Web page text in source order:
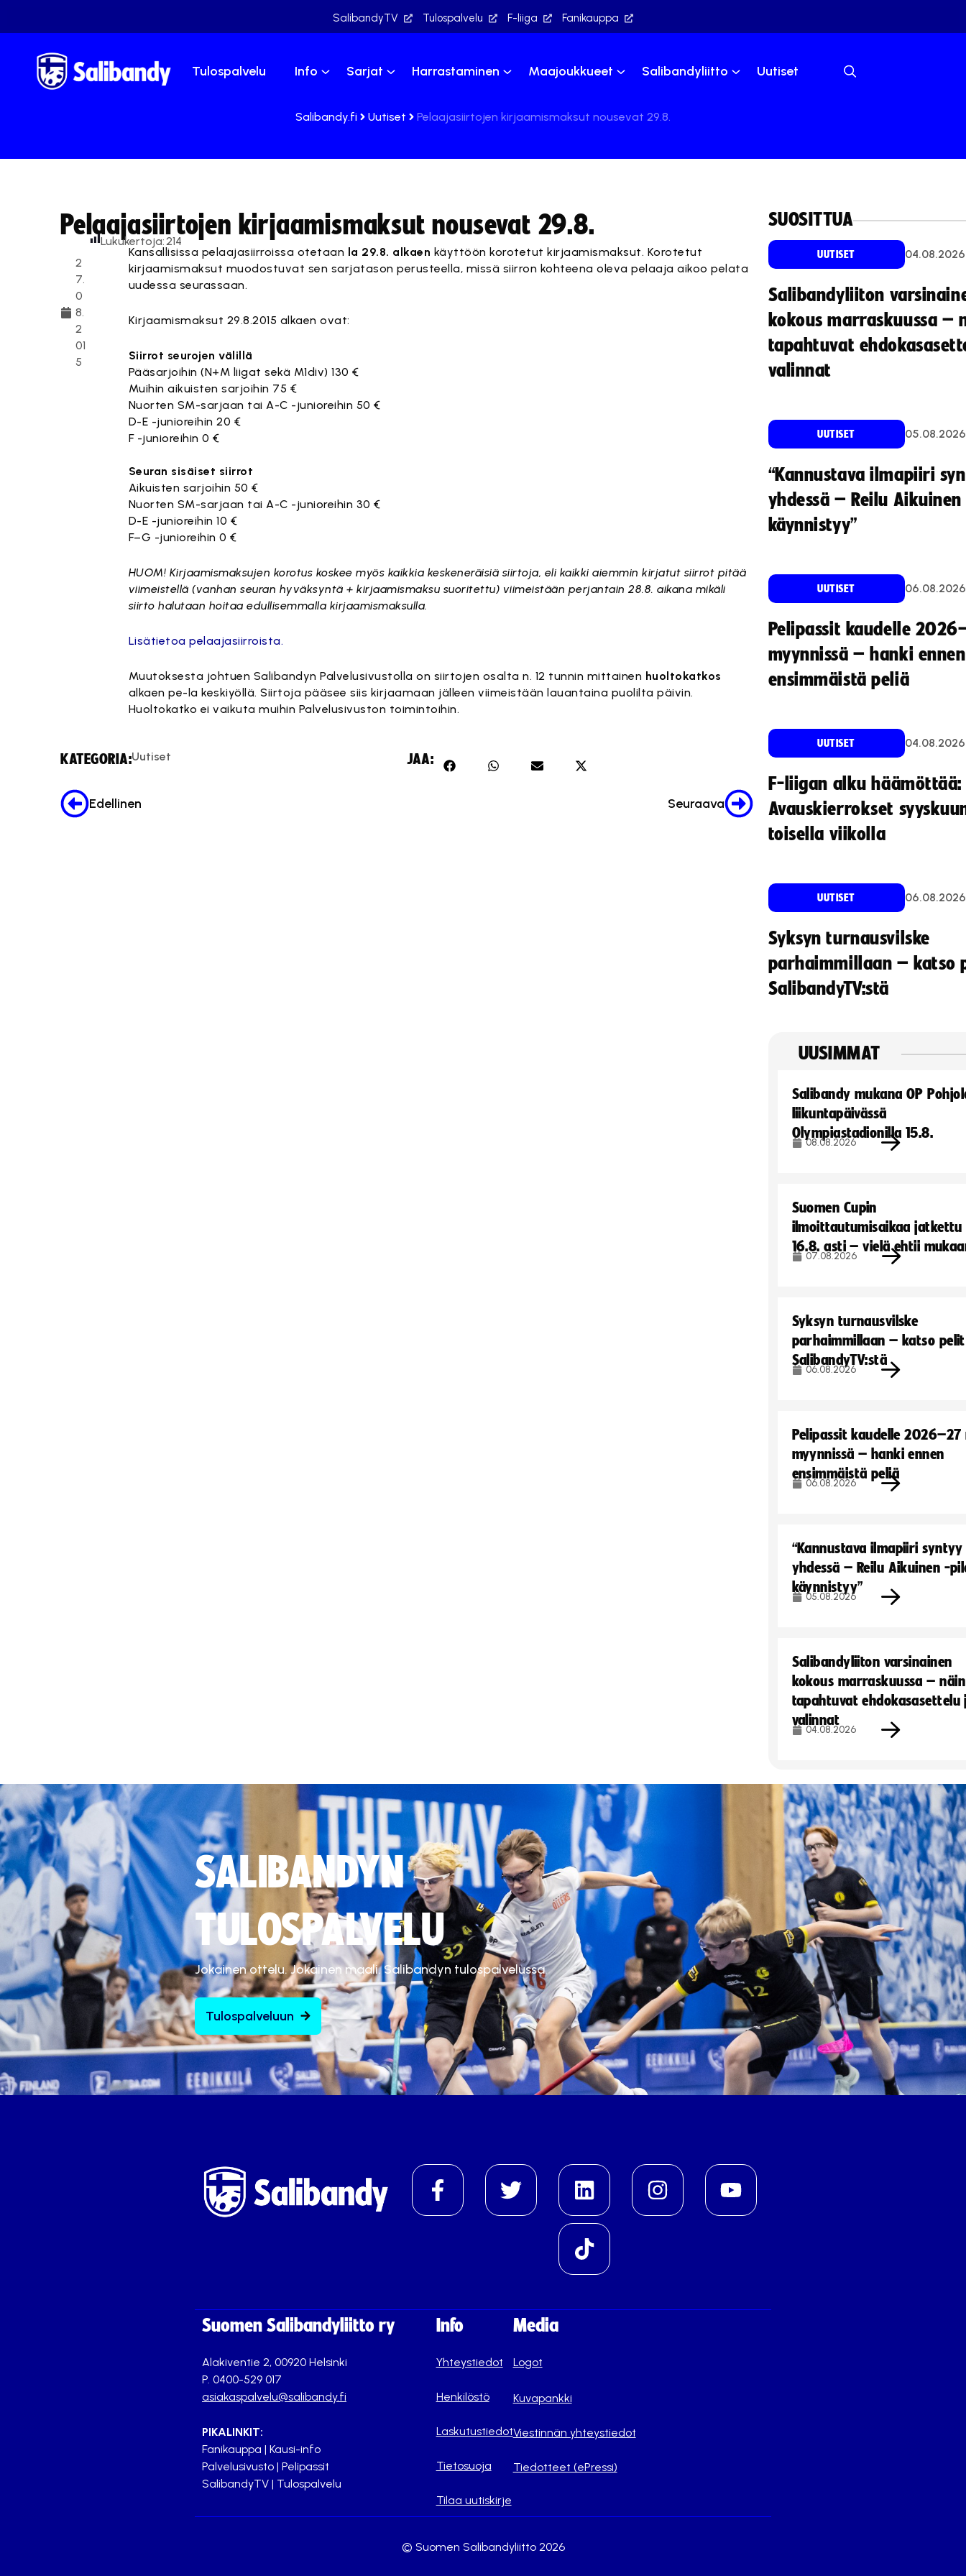
SalibandyTV Tulospalvelu F-liiga Fanikauppa
Tulospalvelu Info Sarjat Harrastaminen Maajoukkueet Salibandyliitto Uutiset
Salibandy.fi Uutiset Pelaajasiirtojen kirjaamismaksut nousevat 29.8.
Pelaajasiirtojen kirjaamismaksut nousevat 29.8.
2
7.
0
8.
2
01
5
Lukukertoja:214
Kansallisissa pelaajasiirroissa otetaan la 29.8. alkaen käyttöön korotetut kirjaamismaksut. Korotetut
kirjaamismaksut muodostuvat sen sarjatason perusteella, missä siirron kohteena oleva pelaaja aikoo pelata
uudessa seurassaan.
Kirjaamismaksut 29.8.2015 alkaen ovat:
Siirrot seurojen välillä
Pääsarjoihin (N+M liigat sekä M1div) 130 €
Muihin aikuisten sarjoihin 75 €
Nuorten SM-sarjaan tai A-C -junioreihin 50 €
D-E -junioreihin 20 €
F -junioreihin 0 €
Seuran sisäiset siirrot
Aikuisten sarjoihin 50 €
Nuorten SM-sarjaan tai A-C -junioreihin 30 €
D-E -junioreihin 10 €
F–G -junioreihin 0 €
HUOM! Kirjaamismaksujen korotus koskee myös kaikkia keskeneräisiä siirtoja, eli kaikki aiemmin kirjatut siirrot pitää
viimeistellä (vanhan seuran hyväksyntä + kirjaamismaksu suoritettu) viimeistään perjantain 28.8. aikana mikäli
siirto halutaan hoitaa edullisemmalla kirjaamismaksulla.
Lisätietoa pelaajasiirroista.
Muutoksesta johtuen Salibandyn Palvelusivustolla on siirtojen osalta n. 12 tunnin mittainen huoltokatkos
alkaen pe-la keskiyöllä. Siirtoja pääsee siis kirjaamaan jälleen viimeistään lauantaina puolilta päivin.
Huoltokatko ei vaikuta muihin Palvelusivuston toimintoihin.
KATEGORIA:Uutiset JAA:
Edellinen Seuraava
SUOSITTUA
UUTISET 04.08.2026
Salibandyliiton
kokous marraskuussa –
tapahtuvat
valinnat
UUTISET 05.08.2026
“Kannustava ilmapiiri
yhdessä – Reilu
käynnistyy”
UUTISET 06.08.2026
Pelipassit kaudelle
myynnissä – hanki ennen
ensimmäistä peliä
UUTISET 04.08.2026
F-liigan alku häämöttää:
Avauskierrokset
toisella viikolla
UUTISET 06.08.2026
Syksyn turnausvilske
parhaimmillaan – katso
SalibandyTV:stä
UUSIMMAT
Salibandy mukana OP
liikuntapäivässä
Olympiastadionilla 15.8.
08.08.2026
Suomen Cupin
ilmoittautumisaikaa jatkettu
16.8. asti – vielä ehtii
07.08.2026
Syksyn turnausvilske
parhaimmillaan – katso pelit
SalibandyTV:stä
06.08.2026
Pelipassit kaudelle
myynnissä – hanki ennen
ensimmäistä peliä
06.08.2026
“Kannustava ilmapiiri syntyy
yhdessä – Reilu Aikuinen -
käynnistyy”
05.08.2026
Salibandyliiton varsinainen
kokous marraskuussa – näin
tapahtuvat ehdokasasettelu
valinnat
04.08.2026
SALIBANDYN
TULOSPALVELU
Jokainen ottelu. Jokainen maali. Salibandyn tulospalvelussa.
Tulospalveluun
Suomen Salibandyliitto ry
Alakiventie 2, 00920 Helsinki
P. 0400-529 017
asiakaspalvelu@salibandy.fi
PIKALINKIT:
Fanikauppa | Kausi-info
Palvelusivusto | Pelipassit
SalibandyTV | Tulospalvelu
Info
Yhteystiedot
Henkilöstö
Laskutustiedot
Tietosuoja
Tilaa uutiskirje
Media
Logot
Kuvapankki
Viestinnän yhteystiedot
Tiedotteet (ePressi)
© Suomen Salibandyliitto 2026